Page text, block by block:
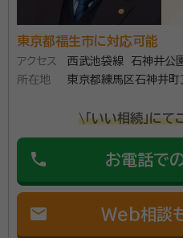
私は法律事務所・司法書士事
言葉でした。 持病のため全く身動きできない状態で、不動産の
売却を含めた相続手続きを最後
われていたご様子でした。 そこ
ない手続きをすべて受け負いました。 お客様からは
紙をいただき、 「千津子先生の
夫』という言葉でとても安心し
ます。 親身に相談に乗ることをモットーとしておりますので、相
東京都行政書士会
東京都福生市に対応可能
アクセス
西武池袋線 石神井公
所在地
東京都練馬区石神井町
\「いい相続」に
phone お電話で
mail Web相談